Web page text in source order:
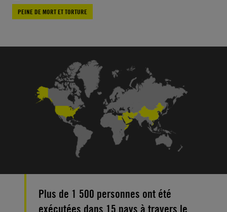
PEINE DE MORT ET TORTURE
Plus de 1 500 personnes ont été
exécutées dans 15 pays à travers le